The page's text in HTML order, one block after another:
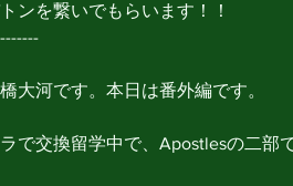
ンを繋いでもらいます！！
大河です。本日は番外編です。
で交換留学中で、Apostlesの二部